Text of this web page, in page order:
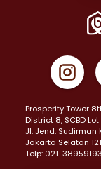
Properti
Properti Dijual di
Properti Dijual
Properti Dijual di
Properti Dijual
Properti Dijual di
Properti Dijual di
Prosperity Tower
District 8, SCBD
JI. Jend. Sudirman
Jakarta Selatan
Telp: 021-38959193